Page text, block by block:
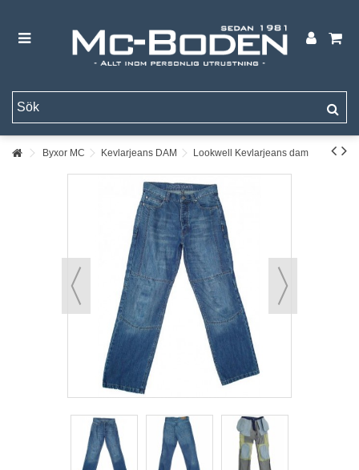
Byxor MC Kevlarjeans DAM Lookwell Kevlarjeans dam